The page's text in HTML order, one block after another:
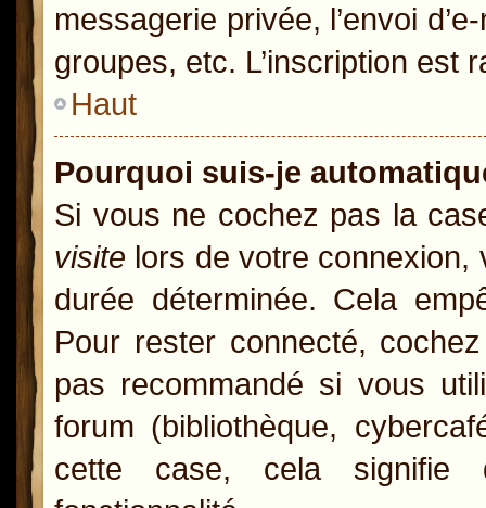
messagerie privée, l’envoi
groupes, etc. L’inscription est
Haut
Pourquoi suis-je
Si vous ne cochez pas la
visite lors de votre connexion,
durée déterminée. Cela
Pour rester connecté,
pas recommandé si vous
forum (bibliothèque,
cette case, cela signifie